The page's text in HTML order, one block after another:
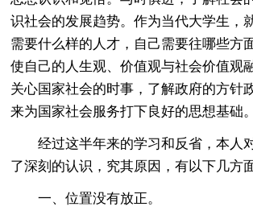
识社会的发展趋势。作为当代大学生，
需要什么样的人才，自己需要往哪些方
使自己的人生观、价值观与社会价值观
关心国家社会的时事，了解政府的方针
来为国家社会服务打下良好的思想基础。
经过这半年来的学习和反省，本人
了深刻的认识，究其原因，有以下几方
一、位置没有放正。